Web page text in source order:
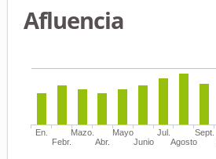
Afluencia
En.
Febr.
Mazo.
Abr.
Mayo
Junio
Jul.
Agosto
Sept.